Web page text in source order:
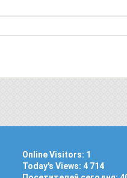
Online Visitors: 1
Today's Views: 4 714